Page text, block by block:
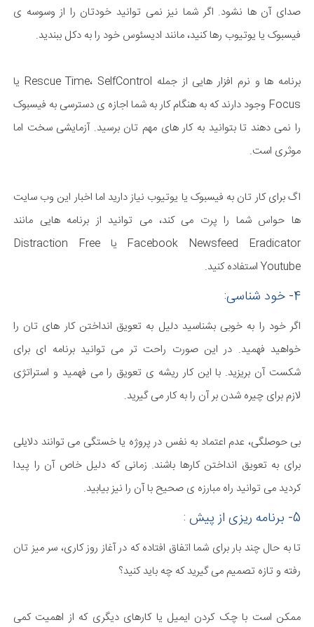
صدای آن ها نشود. اگر شما نیز نمی توانید خودتان را از وسوسه ی
فیسبوک یا یوتیوب رها کنید، مانند ادیسئوس خود را به دکل ببندید.
برنامه ها و نرم افزار هایی از جمله Rescue Time، SelfControl یا
Focus وجود دارند که به هنگام کار به شما اجازه ی دسترسی به فیسبوک
را نمی دهند تا بتوانید به کار های مهم تان برسید. آزمایشی سخت اما
موثری است.
اگ برای کار تان به فیسبوک یا یوتیوب نیاز دارید اما اخبار این وب سایت
ها حواس شما را پرت می کند، می توانید از برنامه هایی مانند
Facebook Newsfeed Eradicator یا Distraction Free
Youtube استفاده کنید.
4- خود شناسی:
اگر خود را به خوبی بشناسید دلیل به تعویق انداختن کار های تان را
خواهید فهمید. در این صورت راحت تر می توانید برنامه ای برای
شکست آن بریزید. با این کار ریشه ی تعویق را می فهمید و استراتژی
لازم برای چیره شدن بر آن را به کار می گیرید.
بی حوصلگی، عدم اعتماد به نفس در پروژه یا خستگی می توانند دلایلی
برای به تعویق انداختن کارها باشند. زمانی که دلیل خاص آن را پیدا
کردید می توانید راه مبارزه ی صحیح با آن را نیز بیابید.
5- برنامه ریزی از پیش :
تا به حال چند بار برای شما اتفاق افتاده که در آغاز روز کاری، سر میز تان
رفته و تازه تصمیم می گیرید که چه باید کنید؟
ممکن است با چک کردن ایمیل یا کارهای دیگری که از اهمیت کمی